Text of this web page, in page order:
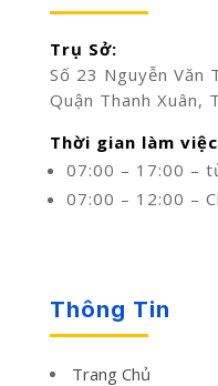
Trụ Sở:
Số 23 Nguyễn Văn
Quận Thanh Xuân,
Thời gian làm
07:00 – 17:00 –
07:00 – 12:00 –
Thông Tin
Trang Chủ